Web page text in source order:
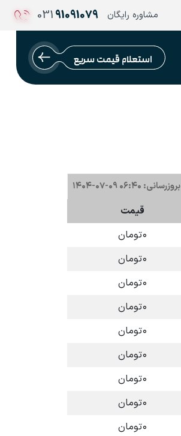
مشاوره رایگان 91091079
031
استعلام قیمت سریع
بروزرسانی: ۰۶:۴۰ ۰۹-۰۷-۱۴۰۴
قیمت
۰تومان
۰تومان
۰تومان
۰تومان
۰تومان
۰تومان
۰تومان
۰تومان
۰تومان